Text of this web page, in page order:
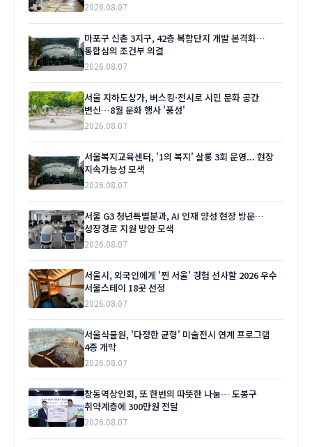
2026.08.07
마포구 신촌 3지구, 42층 복합단지 개발 본격화…
통합심의 조건부 의결
2026.08.07
서울 지하도상가, 버스킹·전시로 시민 문화 공간
변신…8월 문화 행사 '풍성'
2026.08.07
서울복지교육센터, '1의 복지' 살롱 3회 운영... 현장
지속가능성 모색
2026.08.07
서울 G3 청년특별분과, AI 인재 양성 현장 방문…
성장경로 지원 방안 모색
2026.08.07
서울시, 외국인에게 '찐 서울' 경험 선사할 2026 우수
서울스테이 18곳 선정
2026.08.07
서울식물원, '다정한 균형' 미술전시 연계 프로그램
4종 개막
2026.08.07
창동역상인회, 또 한번의 따뜻한 나눔… 도봉구
취약계층에 300만원 전달
2026.08.07